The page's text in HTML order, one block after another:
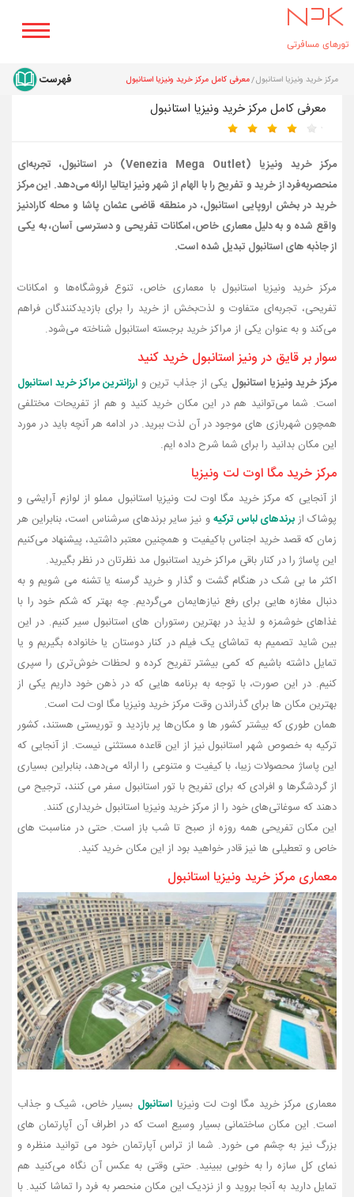
مرکز خرید ونیزیا استانبول معرفی کامل مرکز خرید ونیزیا استانبول
معرفی کامل مرکز خرید ونیزیا استانبول
مرکز خرید ونیزیا (Venezia Mega Outlet) در استانبول، تجربه‌ای
منحصربه‌فرد از خرید و تفریح را با الهام از شهر ونیز ایتالیا ارائه می‌دهد. این مرکز
خرید در بخش اروپایی استانبول، در منطقه قاضی‌ عثمان‌ پاشا و محله کارادنیز
واقع شده و به دلیل معماری خاص، امکانات تفریحی و دسترسی آسان، به یکی
از جاذبه های استانبول تبدیل شده است.
مرکز خرید ونیزیا استانبول با معماری خاص، تنوع فروشگاه‌ها و امکانات
تفریحی، تجربه‌ای متفاوت و لذت‌بخش از خرید را برای بازدیدکنندگان فراهم
می‌کند و به عنوان یکی از مراکز خرید برجسته استانبول شناخته می‌شود.
سوار بر قایق در ونیز استانبول خرید کنید
مرکز خرید ونیزیا استانبول یکی از جذاب ترین و ارزانترین مراکز خرید استانبول
است. شما می‌توانید هم در این مکان‌ خرید کنید و هم از تفریحات مختلفی
همچون شهربازی‌ های موجود در آن لذت ببرید. در ادامه هر آنچه باید در مورد
این مکان بدانید را برای شما شرح داده‌ ایم.
مرکز خرید مگا اوت لت ونیزیا
از آنجایی که مرکز خرید مگا اوت لت ونیزیا استانبول مملو از لوازم آرایشی و
پوشاک ازبرندهای لباس ترکیهو نیز سایر برندهای سرشناس است، بنابراین هر
زمان که قصد خرید اجناس باکیفیت و همچنین معتبر داشتید، پیشنهاد می‌کنیم
این پاساژ را در کنار باقی مراکز خرید استانبول مد نظرتان در نظر بگیرید.
اکثر ما بی شک در هنگام گشت‌ و گذار و خرید گرسنه یا تشنه می‌ شویم و به
دنبال مغازه‌ هایی برای رفع نیازهایمان می‌گردیم. چه بهتر که شکم خود را با
غذاهای خوشمزه و لذیذ در بهترین رستوران های استانبول سیر کنیم. در این
بین شاید تصمیم به تماشای یک فیلم در کنار دوستان یا خانواده بگیریم و یا
تمایل داشته باشیم که کمی بیشتر تفریح کرده و لحظات خوش‌تری را سپری
کنیم. در این صورت، با توجه ‌به برنامه‌ هایی که در ذهن خود داریم یکی از
بهترین مکان‌ ها برای گذراندن وقت مرکز خرید ونیزیا مگا اوت لت است.
همان‌ طوری که بیشتر کشور ها و مکان‌ها پر بازدید و توریستی هستند، کشور
ترکیه به‌ خصوص شهر استانبول نیز از این قاعده مستثنی نیست. از آنجایی که
این پاساژ محصولات زیبا، با کیفیت و متنوعی را ارائه می‌دهد، بنابراین بسیاری
از گردشگرها و افرادی که برای تفریح با تور استانبول سفر می‌ کنند، ترجیح می‌
دهند که سوغاتی‌های خود را از مرکز خرید ونیزیا استانبول خریداری کنند.
این مکان تفریحی همه روزه از صبح تا شب باز است. حتی در مناسبت های
خاص و تعطیلی‌ ها نیز قادر خواهید بود از این مکان خرید کنید.
معماری مرکز خرید ونیزیا استانبول
معماری مرکز خرید مگا اوت لت ونیزیااستانبول بسیار خاص، شیک و جذاب
است. این مکان ساختمانی بسیار وسیع است که در اطراف آن آپارتمان‌ های
بزرگ نیز به چشم می‌ خورد. شما از تراس آپارتمان خود می‌ توانید منظره و
نمای کل سازه را به‌ خوبی ببینید. حتی وقتی به عکس آن نگاه می‌کنید هم
تمایل دارید به آنجا بروید و از نزدیک این مکان منحصر به‌ فرد را تماشا کنید. با